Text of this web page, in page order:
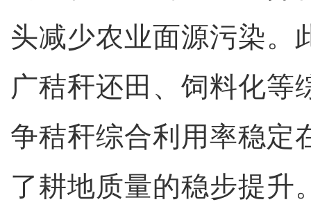
头减少农业面源污染。
广秸秆还田、饲料化等
争秸秆综合利用率稳定
了耕地质量的稳步提升